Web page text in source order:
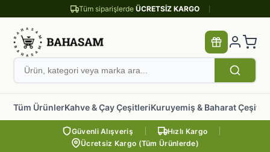
Tüm siparişlerde ÜCRETSİZ KARGO
Tüm ÜrünlerKahve & Çay ÇeşitleriKuruyemiş & Baharat
Güvenli Alışveriş
Hızlı Kargo
Ücretsiz Kargo (Tüm Ürünlerde)